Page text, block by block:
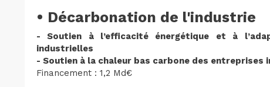
• Décarbonation de l'industrie
- Soutien à l’efficacité énergétique et à
industrielles
- Soutien à la chaleur bas carbone des entreprises
Financement : 1,2 Md€